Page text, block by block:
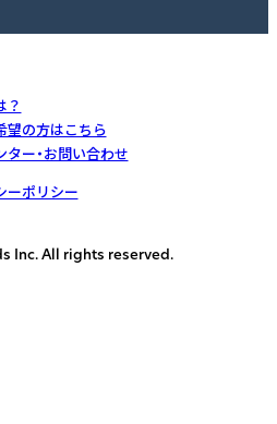
？
望の方はこちら
ター・お問い合わせ
ーポリシー
Inc. All rights reserved.